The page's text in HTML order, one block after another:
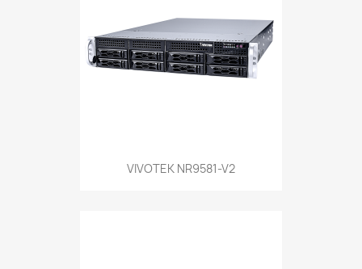
VIVOTEK NR9581-V2